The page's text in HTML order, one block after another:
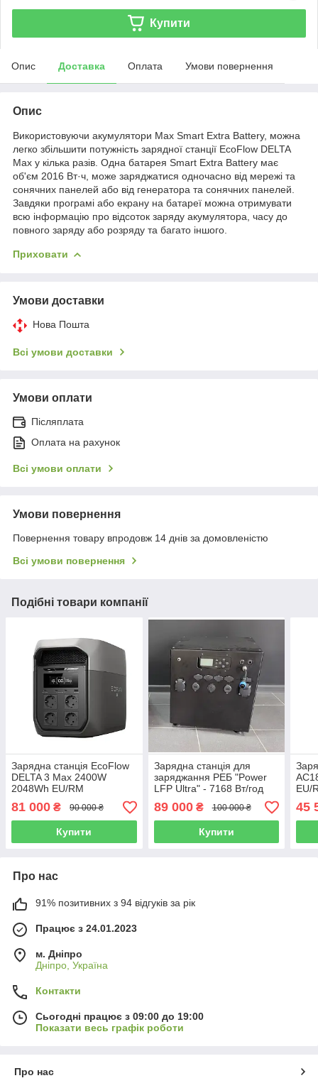
Купити
Опис Доставка Оплата Умови повернення
Опис
Використовуючи акумулятори Max Smart Extra Battery, можна
легко збільшити потужність зарядної станції EcoFlow DELTA
Max у кілька разів. Одна батарея Smart Extra Battery має
об'єм 2016 Вт·ч, може заряджатися одночасно від мережі та
сонячних панелей або від генератора та сонячних панелей.
Завдяки програмі або екрану на батареї можна отримувати
всю інформацію про відсоток заряду акумулятора, часу до
повного заряду або розряду та багато іншого.
Приховати
Умови доставки
Нова Пошта
Всі умови доставки
Умови оплати
Післяплата
Оплата на рахунок
Всі умови оплати
Умови повернення
Повернення товару впродовж 14 днів за домовленістю
Всі умови повернення
Подібні товари компанії
Зарядна станція EcoFlow
DELTA 3 Max 2400W
2048Wh EU/RM
81 000 ₴ 90 000 ₴
Купити
Зарядна станція для
заряджання РЕБ "Power
LFP Ultra" - 7168 Вт/год
89 000₴ 100 000 ₴
Купити
EU/
45
Про нас
91% позитивних з 94 відгуків за рік
Працює з 24.01.2023
м. Дніпро
Дніпро, Україна
Контакти
Сьогодні працює з 09:00 до 19:00
Показати весь графік роботи
Про нас